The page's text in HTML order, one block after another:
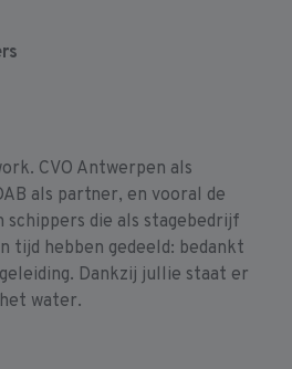
CVO Antwerpen als
als partner, en vooral de
schippers die als stagebedrijf
tijd hebben gedeeld: bedankt
Dankzij jullie staat er
water.